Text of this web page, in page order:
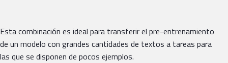
Esta combinación es ideal para transferir el pre-entrenamiento
de un modelo con grandes cantidades de textos a tareas para
las que se disponen de pocos ejemplos.